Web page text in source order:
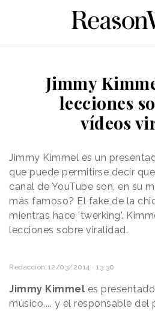
Jimmy
lecciones
vídeos
Jimmy Kimmel es un
que puede permitirse decir
canal de YouTube son, en su
más famoso? El fake de la
mientras hace 'twerking'.
lecciones sobre viralidad.
Redacción 12/03/2014 · 13:30
Jimmy Kimmel es
músico.... y el responsable del